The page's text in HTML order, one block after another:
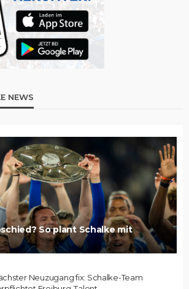
NEWS
So plant Schalke mit
Neuzugang fix: Schalke-Team